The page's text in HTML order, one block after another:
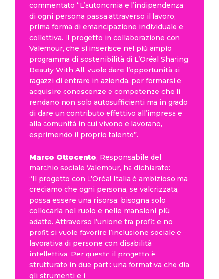
commentato “L’autonomia e l’indipendenza
di ogni persona passa attraverso il lavoro,
prima forma di emancipazione individuale e
collettiva. Il progetto in collaborazione con
Valemour, che si inserisce nel più ampio
programma di sostenibilità di L’Oréal Sharing
Beauty With All, vuole dare l’opportunità ai
ragazzi di entrare in azienda, per formarsi e
acquisire conoscenze e competenze che li
rendano non solo autosufficienti ma in grado
di dare un contributo effettivo all’impresa e
alla comunità in cui vivono e lavorano,
esprimendo il proprio talento”.
Marco Ottocento, Responsabile del
marchio sociale Valemour, ha dichiarato:
“Il progetto con L’Oréal Italia è ambizioso ma
crediamo che ogni persona, se valorizzata,
possa essere una risorsa: bisogna solo
collocarla nel ruolo e nelle mansioni più
adatte. Attraverso l’unione tra profit e no
profit si vuole favorire l’inclusione sociale e
lavorativa di persone con disabilità
intellettiva. Per questo il progetto è
strutturato in due parti: una formativa che dia
gli strumenti e i